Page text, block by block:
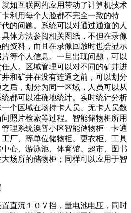
如互联网的应用带动了计算机技术
利用每个人脸都不完全一致的特
的问题。系统可以对通过通道的人
体方法参阅相关图纸，不但在录像
的资料，而且在录像回放时也会显示
等个人信息。一旦出现问题，可以
人。区域管理可以对不同的矿井进
和矿井在没有连通之前，可以划分
后，划分为同一区域，人员可以从
都可以准确地统计。实时统计分析
个区域在场持卡人员、无卡人员数
照片检索等过程。智能储物柜所用
理系统澳普小区智能储物柜一卡通
厂、等单位储物柜、更衣柜、工具
心、游泳池、体育馆、超市、图书
场所的储物柜；同样可以应用于智
直流１０Ｖ挡，量电池电压，同时